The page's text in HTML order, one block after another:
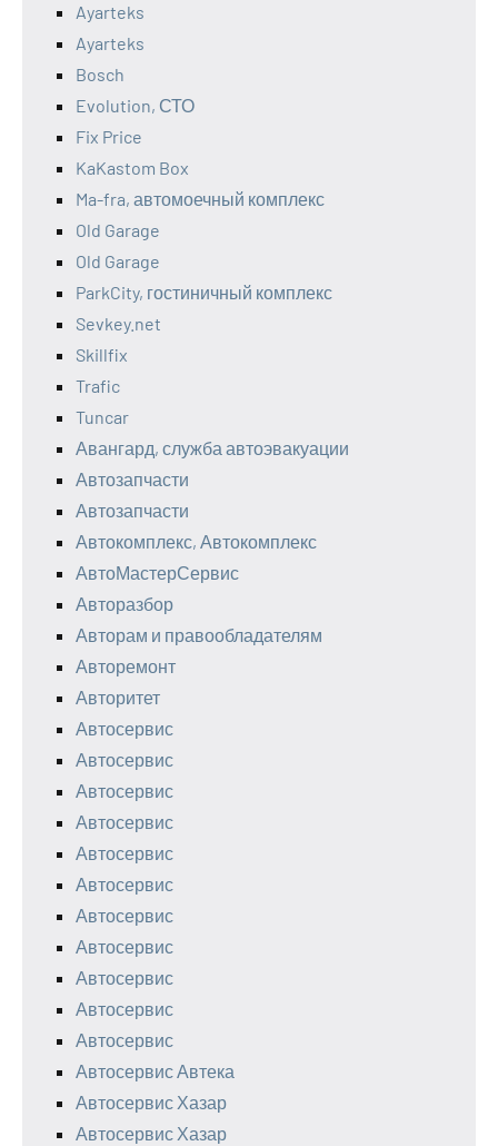
Ayarteks
Ayarteks
Bosch
Evolution, СТО
Fix Price
KaKastom Box
Ma-fra, автомоечный комплекс
Old Garage
Old Garage
ParkCity, гостиничный комплекс
Sevkey.net
Skillfix
Trafic
Tuncar
Авангард, служба автоэвакуации
Автозапчасти
Автозапчасти
Автокомплекс, Автокомплекс
АвтоМастерСервис
Авторазбор
Авторам и правообладателям
Авторемонт
Авторитет
Автосервис
Автосервис
Автосервис
Автосервис
Автосервис
Автосервис
Автосервис
Автосервис
Автосервис
Автосервис
Автосервис
Автосервис Автека
Автосервис Хазар
Автосервис Хазар